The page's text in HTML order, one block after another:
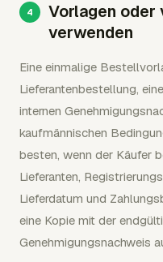
Vorlagen oder
verwenden
Eine einmalige
Lieferantenbestellung,
internen
kaufmännischen
besten, wenn der Käufer
Lieferanten,
Lieferdatum und
eine Kopie mit der
Genehmigungsnachweis